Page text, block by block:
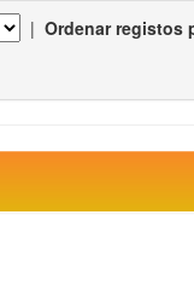
| Ordenar registos